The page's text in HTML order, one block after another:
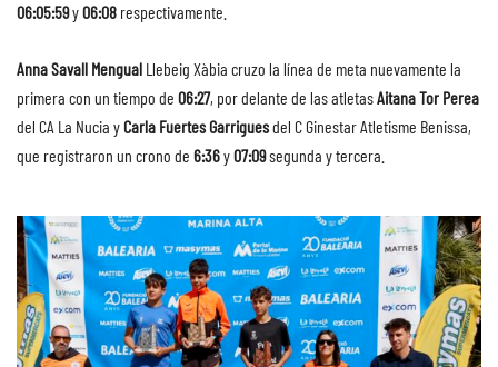
06:05:59y06:08 respectivamente.
Anna Savall Mengual Llebeig Xàbia cruzo la línea de meta nuevamente la
primera con un tiempo de 06:27, por delante de las atletasAitana Tor Perea
del CA La Nucia yCarla Fuertes Garriguesdel C Ginestar Atletisme Benissa,
que registraron un crono de 6:36y07:09segunda y tercera.